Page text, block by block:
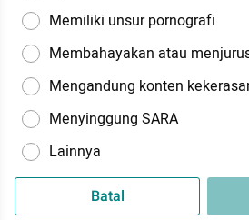
Memiliki unsur pornografi
Membahayakan atau
Mengandung konten
Menyinggung SARA
Lainnya
Batal